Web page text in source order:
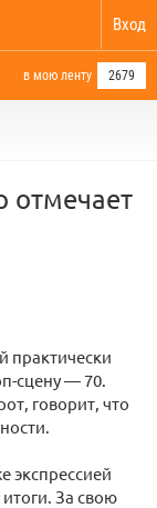
Вход
в мою ленту 2679
отмечает
практически
сцену — 70.
говорит, что
экспрессией
За свою